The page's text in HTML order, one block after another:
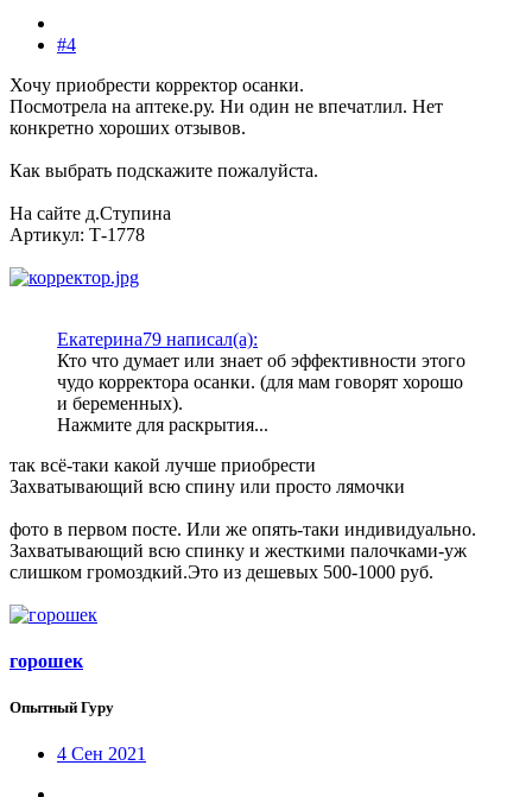
#4
Хочу приобрести корректор осанки.
Посмотрела на аптеке.ру. Ни один не впечатлил. Нет
конкретно хороших отзывов.
Как выбрать подскажите пожалуйста.
На сайте д.Ступина
Артикул: Т-1778
Екатерина79 написал(а):
Кто что думает или знает об эффективности этого
чудо корректора осанки. (для мам говорят хорошо
и беременных).
Нажмите для раскрытия...
так всё-таки какой лучше приобрести
Захватывающий всю спину или просто лямочки
фото в первом посте. Или же опять-таки индивидуально.
Захватывающий всю спинку и жесткими палочками-уж
слишком громоздкий.Это из дешевых 500-1000 руб.
горошек
Опытный Гуру
4 Сен 2021